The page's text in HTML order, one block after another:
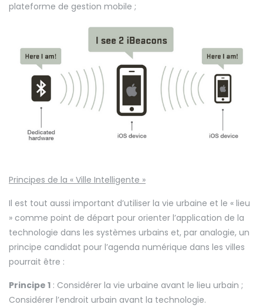
plateforme de gestion mobile ;
Principes de la « Ville Intelligente »
Il est tout aussi important d’utiliser la vie urbaine et le « lieu
» comme point de départ pour orienter l’application de la
technologie dans les systèmes urbains et, par analogie, un
principe candidat pour l’agenda numérique dans les villes
pourrait être :
Principe 1 : Considérer la vie urbaine avant le lieu urbain ;
Considérer l’endroit urbain avant la technologie.